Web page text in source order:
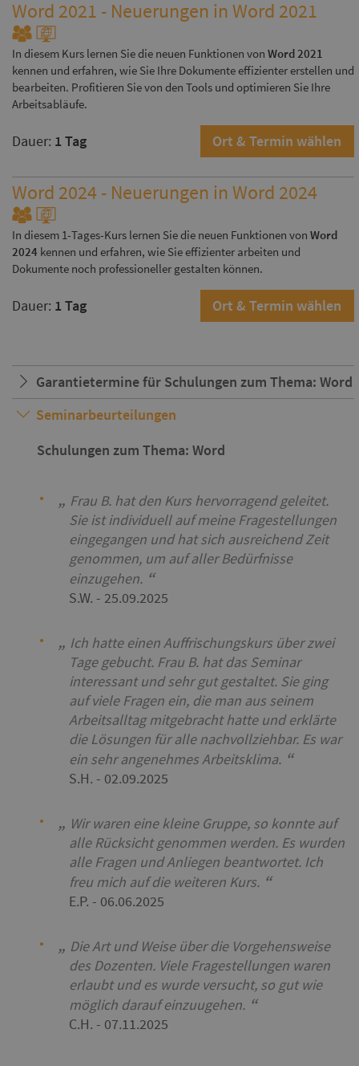
Word 2021 - Neuerungen in Word 2021
In diesem Kurs lernen Sie die neuen Funktionen von Word 2021
kennen und erfahren, wie Sie Ihre Dokumente effizienter erstellen und
bearbeiten. Profitieren Sie von den Tools und optimieren Sie Ihre
Arbeitsabläufe.
Dauer: 1 Tag Ort & Termin wählen
Word 2024 - Neuerungen in Word 2024
In diesem 1-Tages-Kurs lernen Sie die neuen Funktionen von Word
2024 kennen und erfahren, wie Sie effizienter arbeiten und
Dokumente noch professioneller gestalten können.
Dauer: 1 Tag Ort & Termin wählen
Garantietermine für Schulungen zum Thema: Word
Seminarbeurteilungen
Schulungen zum Thema: Word
Frau B. hat den Kurs hervorragend geleitet.
Sie ist individuell auf meine Fragestellungen
eingegangen und hat sich ausreichend Zeit
genommen, um auf aller Bedürfnisse
einzugehen.
S.W. - 25.09.2025
Ich hatte einen Auffrischungskurs über zwei
Tage gebucht. Frau B. hat das Seminar
interessant und sehr gut gestaltet. Sie ging
auf viele Fragen ein, die man aus seinem
Arbeitsalltag mitgebracht hatte und erklärte
die Lösungen für alle nachvollziehbar. Es war
ein sehr angenehmes Arbeitsklima.
S.H. - 02.09.2025
Wir waren eine kleine Gruppe, so konnte auf
alle Rücksicht genommen werden. Es wurden
alle Fragen und Anliegen beantwortet. Ich
freu mich auf die weiteren Kurs.
E.P. - 06.06.2025
Die Art und Weise über die Vorgehensweise
des Dozenten. Viele Fragestellungen waren
erlaubt und es wurde versucht, so gut wie
möglich darauf einzuugehen.
C.H. - 07.11.2025